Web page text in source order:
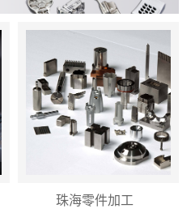
珠海零件加工